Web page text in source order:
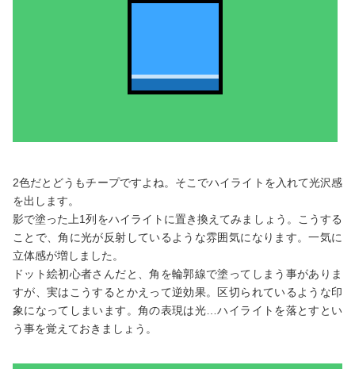
2色だとどうもチープですよね。そこでハイライトを入れて光沢感
を出します。
影で塗った上1列をハイライトに置き換えてみましょう。こうする
ことで、角に光が反射しているような雰囲気になります。一気に
立体感が増しました。
ドット絵初心者さんだと、角を輪郭線で塗ってしまう事がありま
すが、実はこうするとかえって逆効果。区切られているような印
象になってしまいます。角の表現は光…ハイライトを落とすとい
う事を覚えておきましょう。